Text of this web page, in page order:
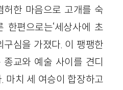
한 마음으로 고개를 숙
한편으로는‘세상사에 초
구심을 가졌다. 이 팽팽한
교와 예술 사이를 견디
마치 세 여승이 합장하고